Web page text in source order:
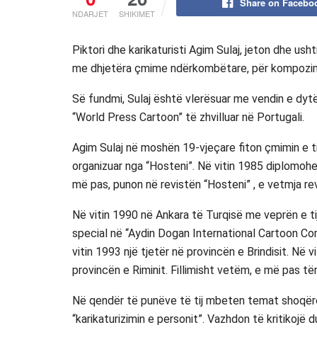
NDARJET SHIKIMET
Piktori dhe karikaturisti Agim Sulaj, jeton dhe
me dhjetëra çmime ndërkombëtare, për
Së fundmi, Sulaj është vlerësuar me vendin e
“World Press Cartoon” të zhvilluar në Portugali.
Agim Sulaj në moshën 19-vjeçare fiton çmimin
organizuar nga “Hosteni”. Në vitin 1985
më pas, punon në revistën “Hosteni” , e vetmja
Në vitin 1990 në Ankara të Turqisë me veprën e
special në “Aydin Dogan International Cartoon
vitin 1993 një tjetër në provincën e Brindisit. Në
provincën e Riminit. Fillimisht vetëm, e më pas
Në qendër të punëve të tij mbeten temat
“karikaturizimin e personit”. Vazhdon të kritikojë